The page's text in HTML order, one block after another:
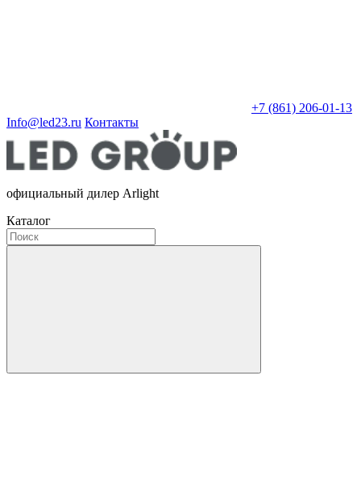
+7 (861) 206-01-13
Info@led23.ru Контакты
официальный дилер Arlight
Каталог